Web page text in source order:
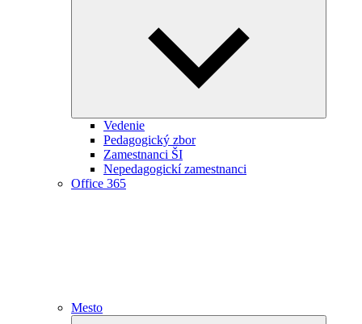
Vedenie
Pedagogický zbor
Zamestnanci ŠI
Nepedagogickí zamestnanci
Office 365
Mesto